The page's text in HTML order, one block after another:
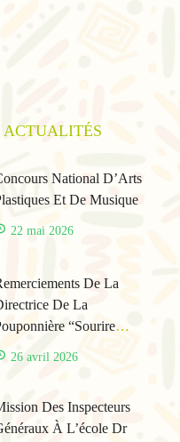
ACTUALITÉS
National D’Arts
Et De Musique
22 mai 2026
De La
De La
“Sourire
De Thiès Suite À
Guillet
26 avril 2026
Des Inspecteurs
À L’école Dr